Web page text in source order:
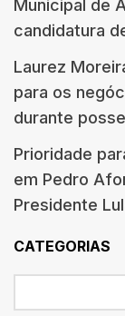
Municipal de
candidatura
Laurez
para os
durante
Prioridade
em Pedro
Presidente
CATEGORIAS